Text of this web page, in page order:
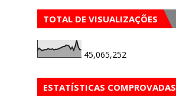
TOTAL DE VISUALIZAÇÕES
45,065,252
ESTATÍSTICAS COMPROVADAS